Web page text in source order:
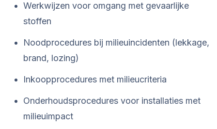
Werkwijzen voor omgang met gevaarlijke
stoffen
Noodprocedures bij milieuincidenten (lekkage,
brand, lozing)
Inkoopprocedures met milieucriteria
Onderhoudsprocedures voor installaties met
milieuimpact